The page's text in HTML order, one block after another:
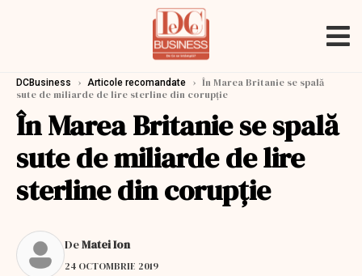
DCBusiness › Articole recomandate › În Marea Britanie se spală
sute de miliarde de lire sterline din corupție
În Marea Britanie se spală
sute de miliarde de lire
sterline din corupție
DeMatei Ion
24 OCTOMBRIE 2019